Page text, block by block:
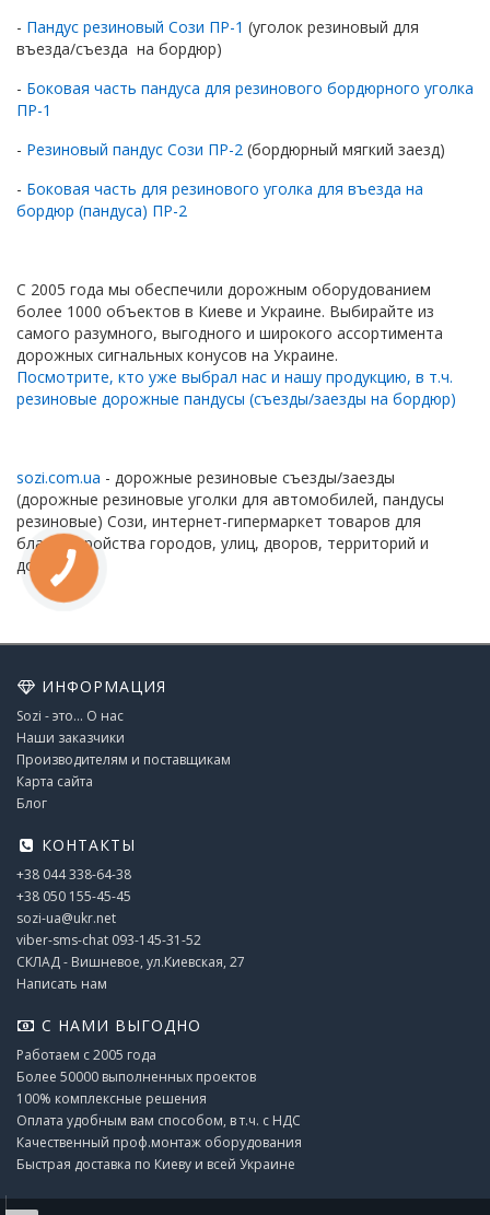
- Пандус резиновый Сози ПР-1 (уголок резиновый для
въезда/съезда на бордюр)
- Боковая часть пандуса для резинового бордюрного уголка
ПР-1
- Резиновый пандус Сози ПР-2 (бордюрный мягкий заезд)
- Боковая часть для резинового уголка для въезда на
бордюр (пандуса) ПР-2
С 2005 года мы обеспечили дорожным оборудованием
более 1000 объектов в Киеве и Украине. Выбирайте из
самого разумного, выгодного и широкого ассортимента
дорожных сигнальных конусов на Украине.
Посмотрите, кто уже выбрал нас и нашу продукцию, в т.ч.
резиновые дорожные пандусы (съезды/заезды на бордюр)
sozi.com.ua - дорожные резиновые съезды/заезды
(дорожные резиновые уголки для автомобилей, пандусы
резиновые) Сози, интернет-гипермаркет товаров для
благоустройства городов, улиц, дворов, территорий и
дорог
ИНФОРМАЦИЯ
Sozi - это... О нас
Наши заказчики
Производителям и поставщикам
Карта сайта
Блог
КОНТАКТЫ
+38 044 338-64-38
+38 050 155-45-45
sozi-ua@ukr.net
viber-sms-chat 093-145-31-52
СКЛАД - Вишневое, ул.Киевская, 27
Написать нам
С НАМИ ВЫГОДНО
Работаем с 2005 года
Более 50000 выполненных проектов
100% комплексные решения
Оплата удобным вам способом, в т.ч. с НДС
Качественный проф.монтаж оборудования
Быстрая доставка по Киеву и всей Украине